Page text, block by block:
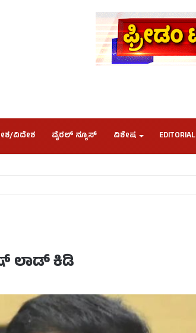
ವಿದೇಶ ವೈರಲ್ ನ್ಯೂಸ್ ವಿಶೇಷ EDITORIAL
ಲಾಡ್​ ಕಿಡಿ